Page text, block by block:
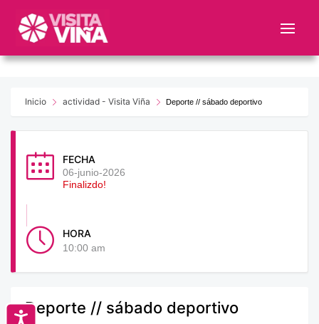
este
web
sistema
Accesibilidad
Inicio actividad - Visita Viña Deporte // sábado deportivo
FECHA
06-junio-2026
Finalizdo!
HORA
10:00 am
Deporte // sábado deportivo